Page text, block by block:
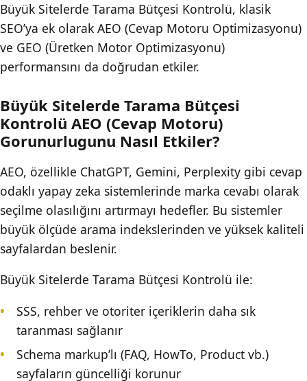
Büyük Sitelerde Tarama Bütçesi Kontrolü, klasik
SEO’ya ek olarak AEO (Cevap Motoru Optimizasyonu)
ve GEO (Üretken Motor Optimizasyonu)
performansını da doğrudan etkiler.
Büyük Sitelerde Tarama Bütçesi
Kontrolü AEO (Cevap Motoru)
Gorunurlugunu Nasıl Etkiler?
AEO, özellikle ChatGPT, Gemini, Perplexity gibi cevap
odaklı yapay zeka sistemlerinde marka cevabı olarak
seçilme olasılığını artırmayı hedefler. Bu sistemler
büyük ölçüde arama indekslerinden ve yüksek kaliteli
sayfalardan beslenir.
Büyük Sitelerde Tarama Bütçesi Kontrolü ile:
SSS, rehber ve otoriter içeriklerin daha sık
taranması sağlanır
Schema markup’lı (FAQ, HowTo, Product vb.)
sayfaların güncelliği korunur